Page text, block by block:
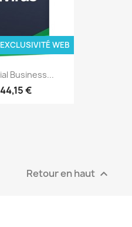
Business...
44,15 €
EXCLUSIVITÉ WEB
Retour en haut 